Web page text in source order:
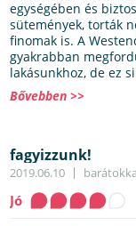
egységében és
sütemények, torták
finomak is. A
gyakrabban
lakásunkhoz, de ez
Bővebben >>
fagyizzunk!
2019.06.10
Jó